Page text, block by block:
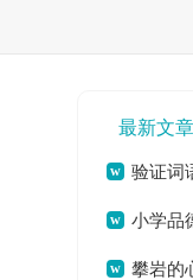
最新文章
验证词
及近义词[
字]
小学品
职[本文共
攀岩的